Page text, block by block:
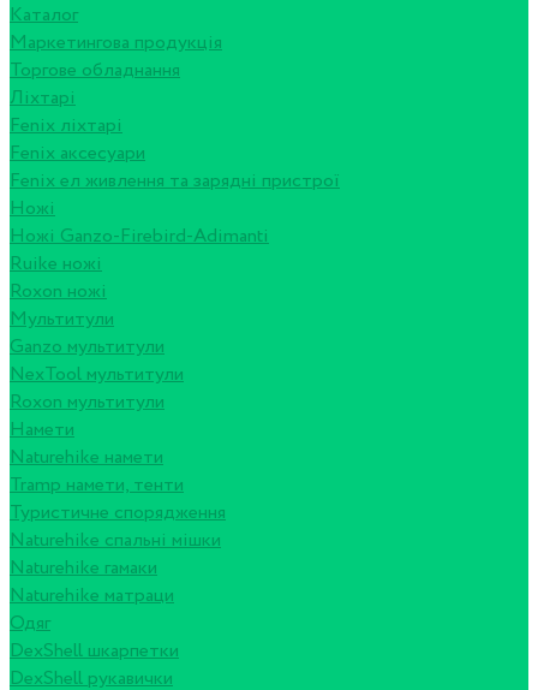
Каталог
Маркетингова продукція
Торгове обладнання
Ліхтарі
Fenix ліхтарі
Fenix аксесуари
Fenix ел живлення та зарядні пристрої
Ножі
Ножі Ganzo-Firebird-Adimanti
Ruike ножі
Roxon ножi
Мультитули
Ganzo мультитули
NexTool мультитули
Roxon мультитули
Намети
Naturehike намети
Tramp намети, тенти
Туристичне спорядження
Naturehike спальні мішки
Naturehike гамаки
Naturehike матраци
Одяг
DexShell шкарпетки
DexShell рукавички